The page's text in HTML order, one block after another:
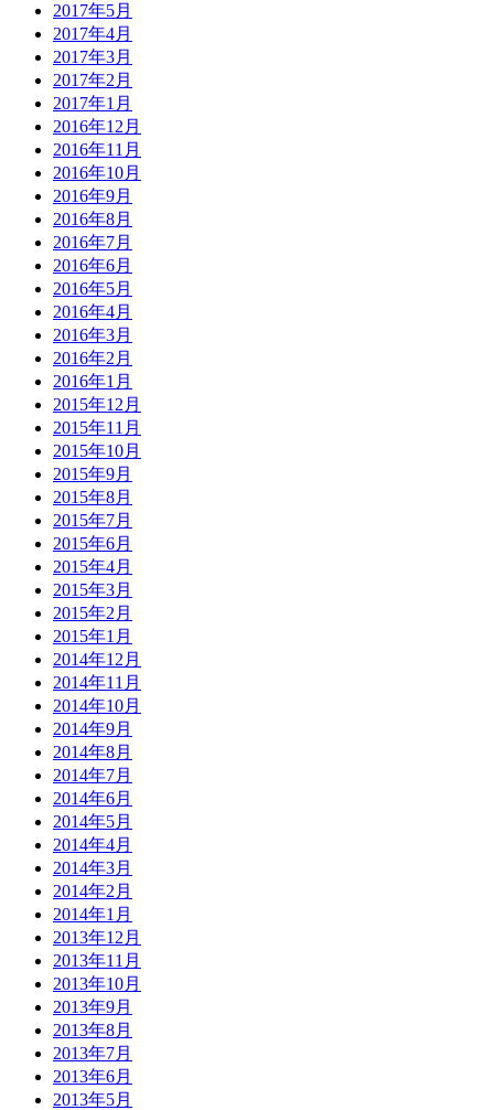
2017年5月
2017年4月
2017年3月
2017年2月
2017年1月
2016年12月
2016年11月
2016年10月
2016年9月
2016年8月
2016年7月
2016年6月
2016年5月
2016年4月
2016年3月
2016年2月
2016年1月
2015年12月
2015年11月
2015年10月
2015年9月
2015年8月
2015年7月
2015年6月
2015年4月
2015年3月
2015年2月
2015年1月
2014年12月
2014年11月
2014年10月
2014年9月
2014年8月
2014年7月
2014年6月
2014年5月
2014年4月
2014年3月
2014年2月
2014年1月
2013年12月
2013年11月
2013年10月
2013年9月
2013年8月
2013年7月
2013年6月
2013年5月